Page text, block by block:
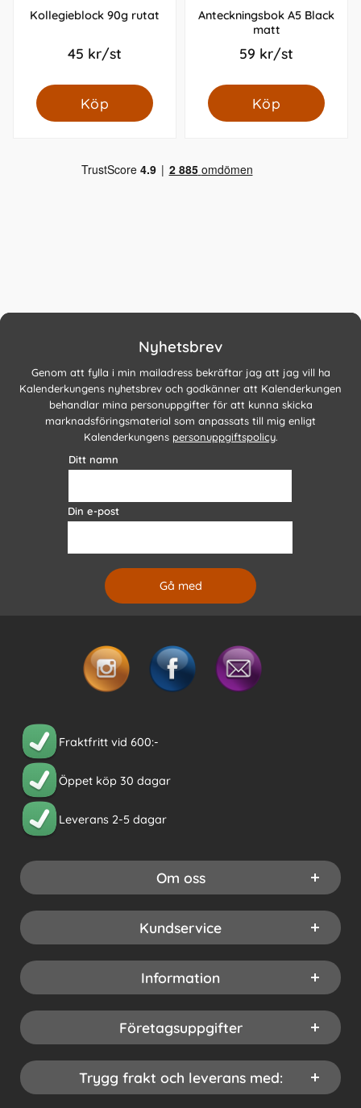
Kollegieblock 90g rutat
45 kr/st
Köp
Anteckningsbok A5 Black
matt
59 kr/st
Köp
Nyhetsbrev
Genom att fylla i min mailadress bekräftar jag att jag vill ha
Kalenderkungens nyhetsbrev och godkänner att Kalenderkungen
behandlar mina personuppgifter för att kunna skicka
marknadsföringsmaterial som anpassats till mig enligt
Kalenderkungens personuppgiftspolicy.
Ditt namn
Din e-post
Fraktfritt vid 600:-
Öppet köp 30 dagar
Leverans 2-5 dagar
Om oss
Kundservice
Information
Företagsuppgifter
Trygg frakt och leverans med: